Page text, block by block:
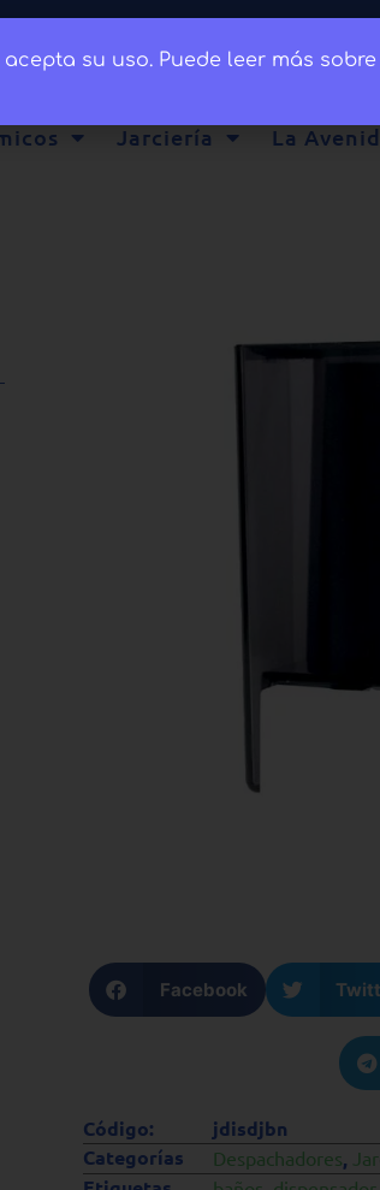
Jarciería La
Facebook
Código:
jdisdjbn
Categorías
Despachadores,
su uso. Puede leer más